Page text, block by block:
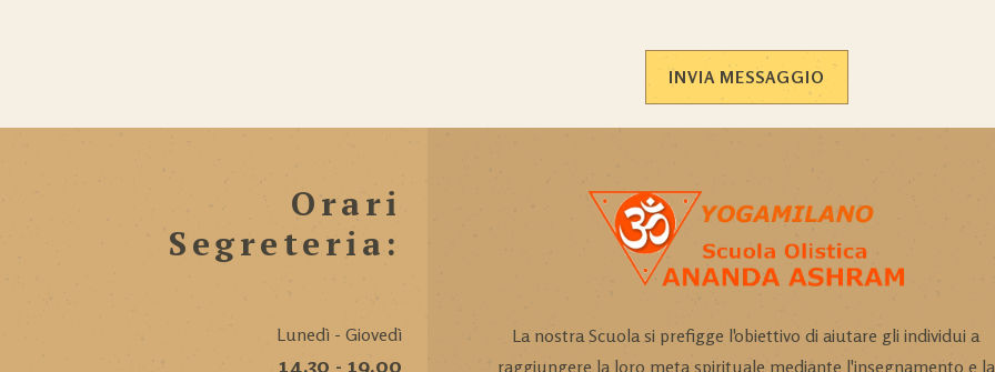
Orari
Segreteria:
Lunedì - Giovedì
14.30 - 19.00
La nostra Scuola si prefigge l'obiettivo di aiutare gli individui a
raggiungere la loro meta spirituale mediante l'insegnamento e la